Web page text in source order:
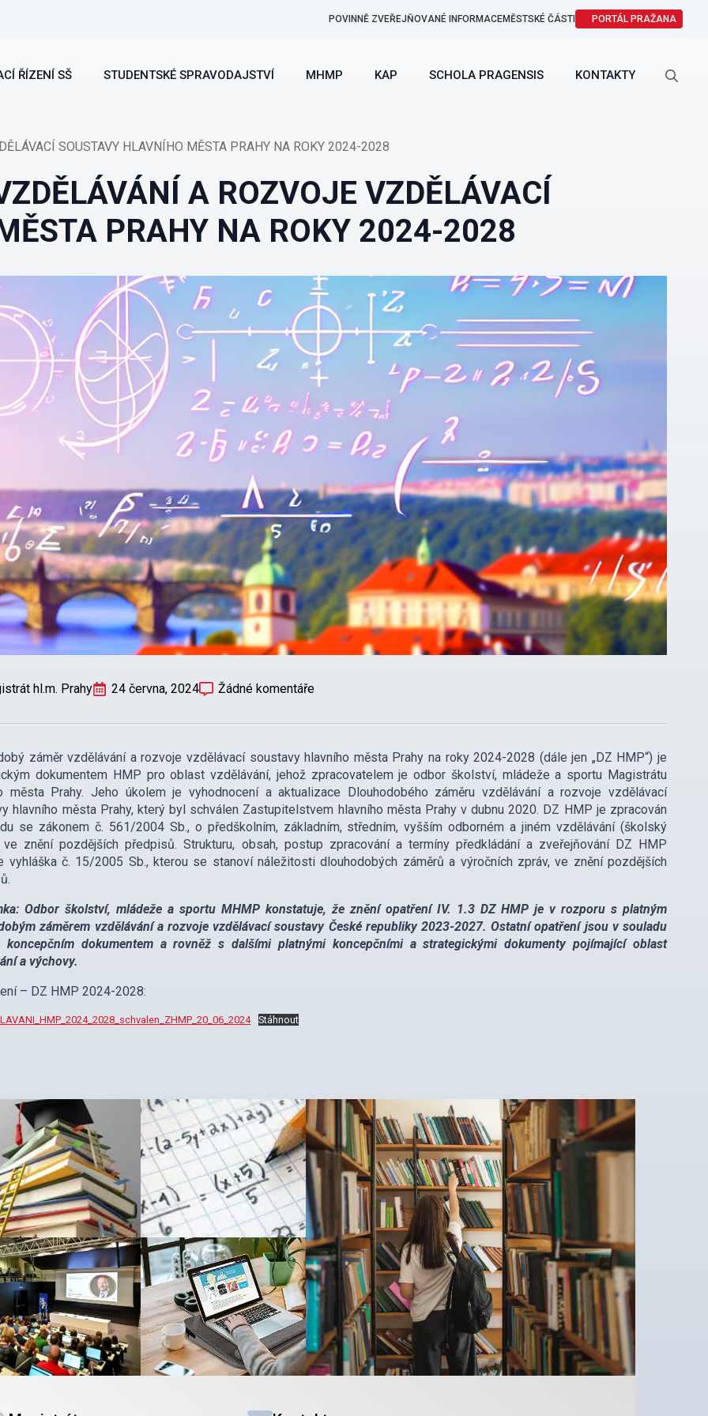
POVINNĚ ZVEŘEJŇOVANÉ INFORMACEMĚSTSKÉ ČÁSTI PORTÁL PRAŽANA
ŘÍZENÍ SŠ STUDENTSKÉ SPRAVODAJSTVÍ MHMP KAP SCHOLA PRAGENSIS KONTAKTY
SOUSTAVY HLAVNÍHO MĚSTA PRAHY NA ROKY 2024-2028
A ROZVOJE VZDĚLÁVACÍ
PRAHY NA ROKY 2024-2028
hl.m. Prahy 24 června, 2024 Žádné komentáře
záměr vzdělávání a rozvoje vzdělávací soustavy hlavního města Prahy na roky 2024-2028 (dále jen „DZ HMP“) je
dokumentem HMP pro oblast vzdělávání, jehož zpracovatelem je odbor školství, mládeže a sportu Magistrátu
města Prahy. Jeho úkolem je vyhodnocení a aktualizace Dlouhodobého záměru vzdělávání a rozvoje vzdělávací
hlavního města Prahy, který byl schválen Zastupitelstvem hlavního města Prahy v dubnu 2020. DZ HMP je zpracován
se zákonem č. 561/2004 Sb., o předškolním, základním, středním, vyšším odborném a jiném vzdělávání (školský
ve znění pozdějších předpisů. Strukturu, obsah, postup zpracování a termíny předkládání a zveřejňování DZ HMP
vyhláška č. 15/2005 Sb., kterou se stanoví náležitosti dlouhodobých záměrů a výročních zpráv, ve znění pozdějších
Odbor školství, mládeže a sportu MHMP konstatuje, že znění opatření IV. 1.3 DZ HMP je v rozporu s platným
záměrem vzdělávání a rozvoje vzdělávací soustavy České republiky 2023-2027. Ostatní opatření jsou v souladu
dokumentem a rovněž s dalšími platnými koncepčními a strategickými dokumenty pojímající oblast
a výchovy.
– DZ HMP 2024-2028:
Stáhnout